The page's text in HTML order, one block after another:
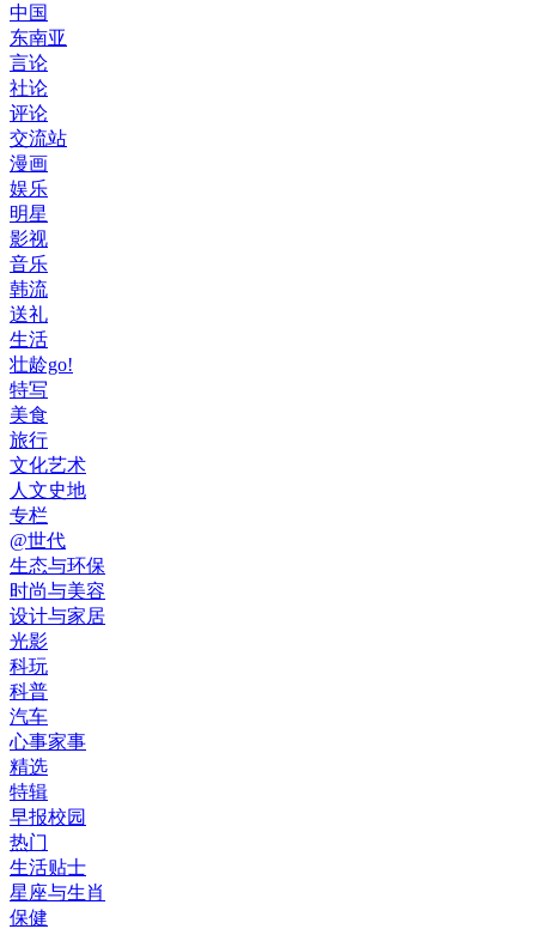
中国
东南亚
言论
社论
评论
交流站
漫画
娱乐
明星
影视
音乐
韩流
送礼
生活
壮龄go!
特写
美食
旅行
文化艺术
人文史地
专栏
@世代
生态与环保
时尚与美容
设计与家居
光影
科玩
科普
汽车
心事家事
精选
特辑
早报校园
热门
生活贴士
星座与生肖
保健